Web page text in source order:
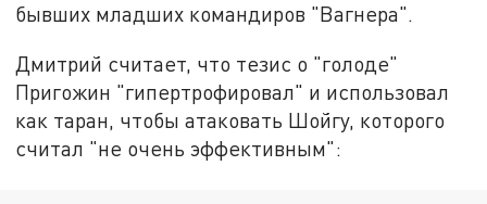
бывших младших командиров "Вагнера".
Дмитрий считает, что тезис о "голоде"
Пригожин "гипертрофировал" и использовал
как таран, чтобы атаковать Шойгу, которого
считал "не очень эффективным":